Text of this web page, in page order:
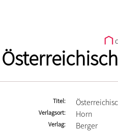
Titel
Verlagsort Horn
Verlag Berger